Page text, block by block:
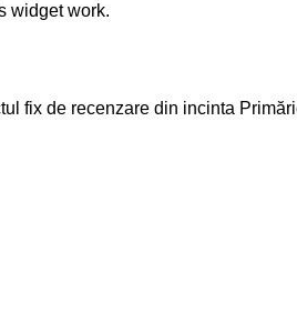
widget work.
fix de recenzare din incinta